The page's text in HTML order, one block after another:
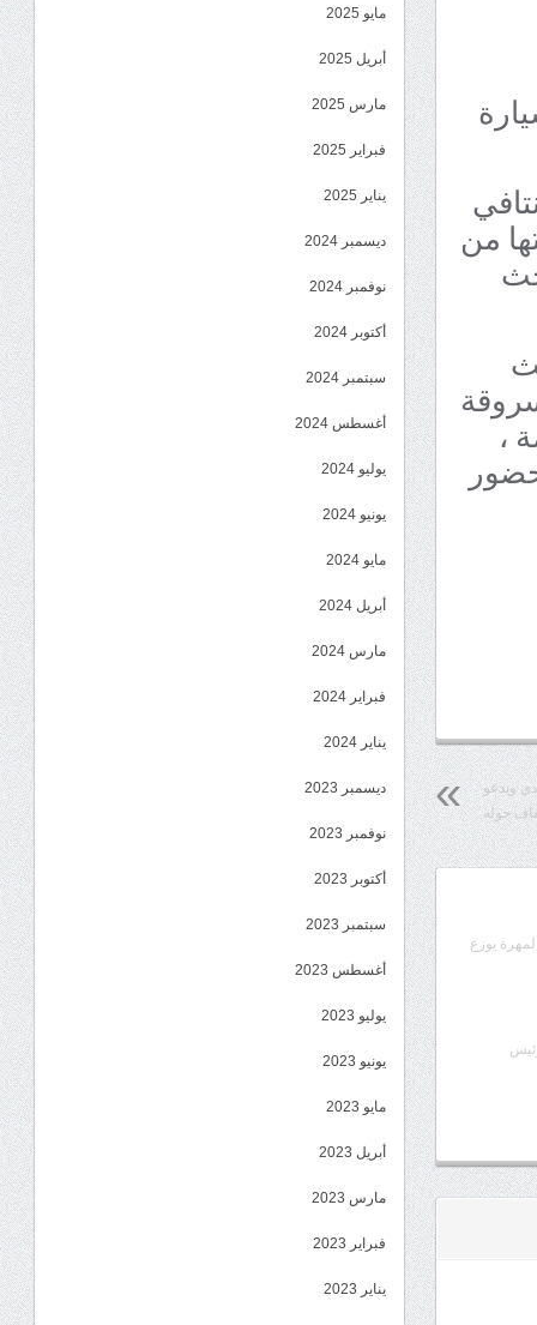
من
،
ويدعو
حوله
يوزع
مايو 2025
أبريل 2025
مارس 2025
فبراير 2025
يناير 2025
ديسمبر 2024
نوفمبر 2024
أكتوبر 2024
سبتمبر 2024
أغسطس 2024
يوليو 2024
يونيو 2024
مايو 2024
أبريل 2024
مارس 2024
فبراير 2024
يناير 2024
ديسمبر 2023
نوفمبر 2023
أكتوبر 2023
سبتمبر 2023
أغسطس 2023
يوليو 2023
يونيو 2023
مايو 2023
أبريل 2023
مارس 2023
فبراير 2023
يناير 2023